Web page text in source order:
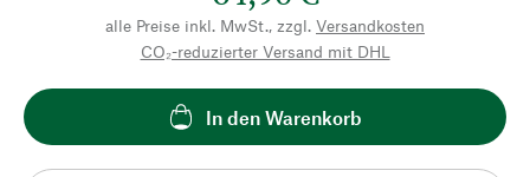
alle Preise inkl. MwSt., zzgl. Versandkosten
CO₂-reduzierter Versand mit DHL
In den Warenkorb